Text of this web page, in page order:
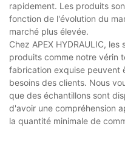
rapidement. Les produits
fonction de l'évolution du
marché plus élevée.
Chez APEX HYDRAULIC,
produits comme notre vérin
fabrication exquise peuvent
besoins des clients. Nous
que des échantillons sont
d'avoir une compréhension
la quantité minimale de